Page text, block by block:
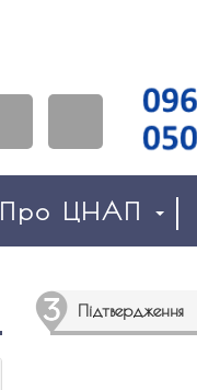
Про ЦНАП
Підтвердження